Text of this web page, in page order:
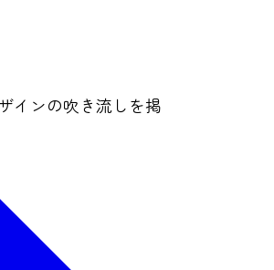
インの吹き流しを掲